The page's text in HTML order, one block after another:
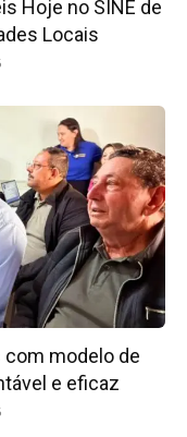
Hoje no SINE de
Locais
com modelo de
e eficaz